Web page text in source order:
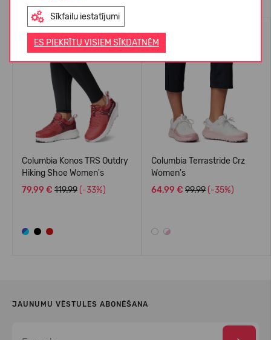
Sīkfailu iestatījumi
ES PIEKRĪTU VISIEM SĪKDATNĒM
-33%
Columbia Konos TRS Outdry
Hiking Shoe Women's
79,99 € 119.99 (-33%)
Columbia Terrastride Crz
Women's
64,99 € 99.99 (-35%)
JAUNUMU VĒSTULES ABONĒŠANA